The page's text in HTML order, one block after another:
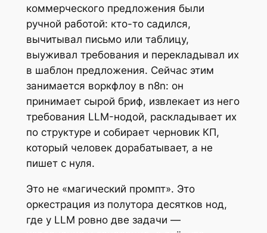
коммерческого предложения были
ручной работой: кто-то садился,
вычитывал письмо или таблицу,
выуживал требования и перекладывал их
в шаблон предложения. Сейчас этим
занимается воркфлоу в n8n: он
принимает сырой бриф, извлекает из него
требования LLM-нодой, раскладывает их
по структуре и собирает черновик КП,
который человек дорабатывает, а не
пишет с нуля.
Это не «магический промпт». Это
оркестрация из полутора десятков нод,
где у LLM ровно две задачи —